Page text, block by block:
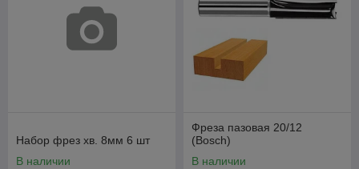
Набор фрез хв. 8мм 6 шт
В наличии
Фреза пазовая 20/12
(Bosch)
В наличии